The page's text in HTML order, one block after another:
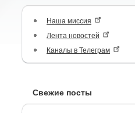
Наша миссия
Лента новостей
Каналы в Телеграм
Свежие посты